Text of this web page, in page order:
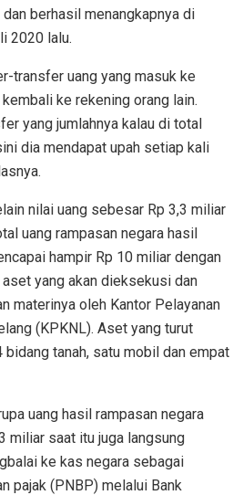
berhasil menangkapnya di
2020 lalu.
transfer uang yang masuk ke
ke rekening orang lain.
yang jumlahnya kalau di total
dia mendapat upah setiap kali
nilai uang sebesar Rp 3,3 miliar
uang rampasan negara hasil
hampir Rp 10 miliar dengan
yang akan dieksekusi dan
materinya oleh Kantor Pelayanan
(KPKNL). Aset yang turut
tanah, satu mobil dan empat
uang hasil rampasan negara
miliar saat itu juga langsung
ke kas negara sebagai
pajak (PNBP) melalui Bank